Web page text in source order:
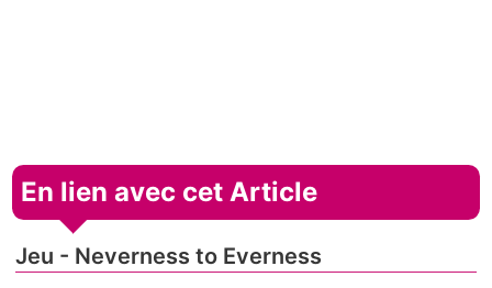
En lien avec cet Article
Jeu - Neverness to Everness